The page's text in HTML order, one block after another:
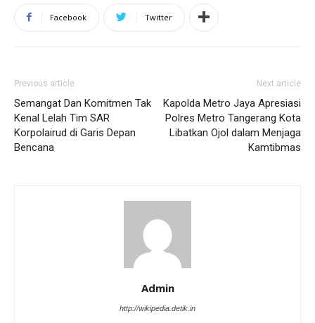
Facebook Twitter
Previous article
Semangat Dan Komitmen Tak
Kenal Lelah Tim SAR
Korpolairud di Garis Depan
Bencana
Next article
Kapolda Metro Jaya Apresiasi
Polres Metro Tangerang Kota
Libatkan Ojol dalam Menjaga
Kamtibmas
Admin
http://wikipedia.detik.in